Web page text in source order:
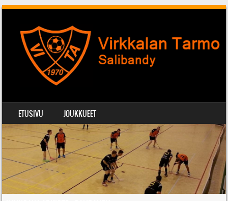
VALIKKO
SIIRRY SISÄLTÖÖN
ETUSIVU JOUKKUEET